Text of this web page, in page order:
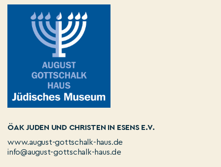
ÖAK JUDEN UND CHRISTEN IN ESENS E.V.
www.august-gottschalk-haus.de
info@august-gottschalk-haus.de